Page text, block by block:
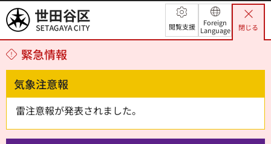
世田谷区 閲覧支援
Foreign
Language
閉じる
緊急情報
気象注意報
雷注意報が発表されました。